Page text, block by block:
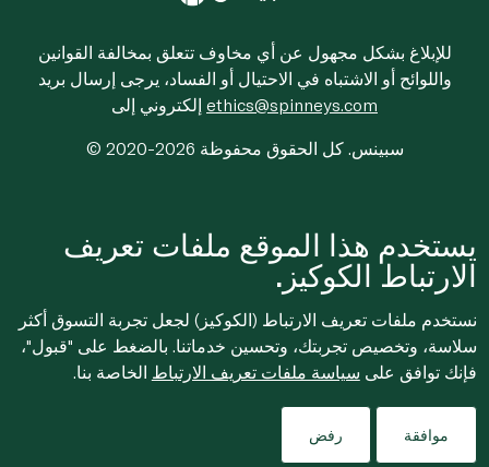
للإبلاغ بشكل مجهول عن أي مخاوف تتعلق بمخالفة القوانين
واللوائح أو الاشتباه في الاحتيال أو الفساد، يرجى إرسال بريد
ethics@spinneys.com
© 2020-2026 سبينس. كل الحقوق محفوظة
يستخدم هذا الموقع ملفات تعريف
الارتباط الكوكيز.
نستخدم ملفات تعريف الارتباط (الكوكيز) لجعل تجربة التسوق أكثر
سلاسة، وتخصيص تجربتك، وتحسين خدماتنا. بالضغط على "قبول"،
فإنك توافق على سياسة ملفات تعريف الارتباط الخاصة بنا.
موافقة رفض